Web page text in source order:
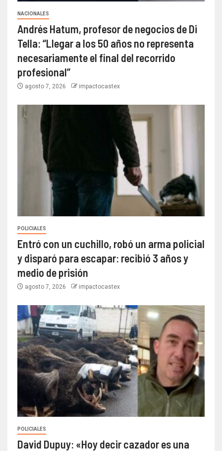
NACIONALES
Andrés Hatum, profesor de negocios de Di
Tella: “Llegar a los 50 años no representa
necesariamente el final del recorrido
profesional”
agosto 7, 2026 impactocastex
POLICIALES
Entró con un cuchillo, robó un arma policial
y disparó para escapar: recibió 3 años y
medio de prisión
agosto 7, 2026 impactocastex
POLICIALES
David Dupuy: «Hoy decir cazador es una